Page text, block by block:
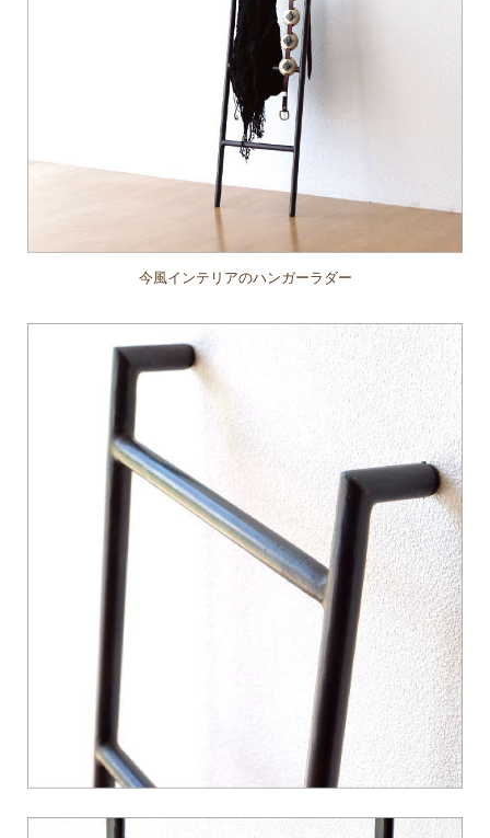
今風インテリアのハンガーラダー